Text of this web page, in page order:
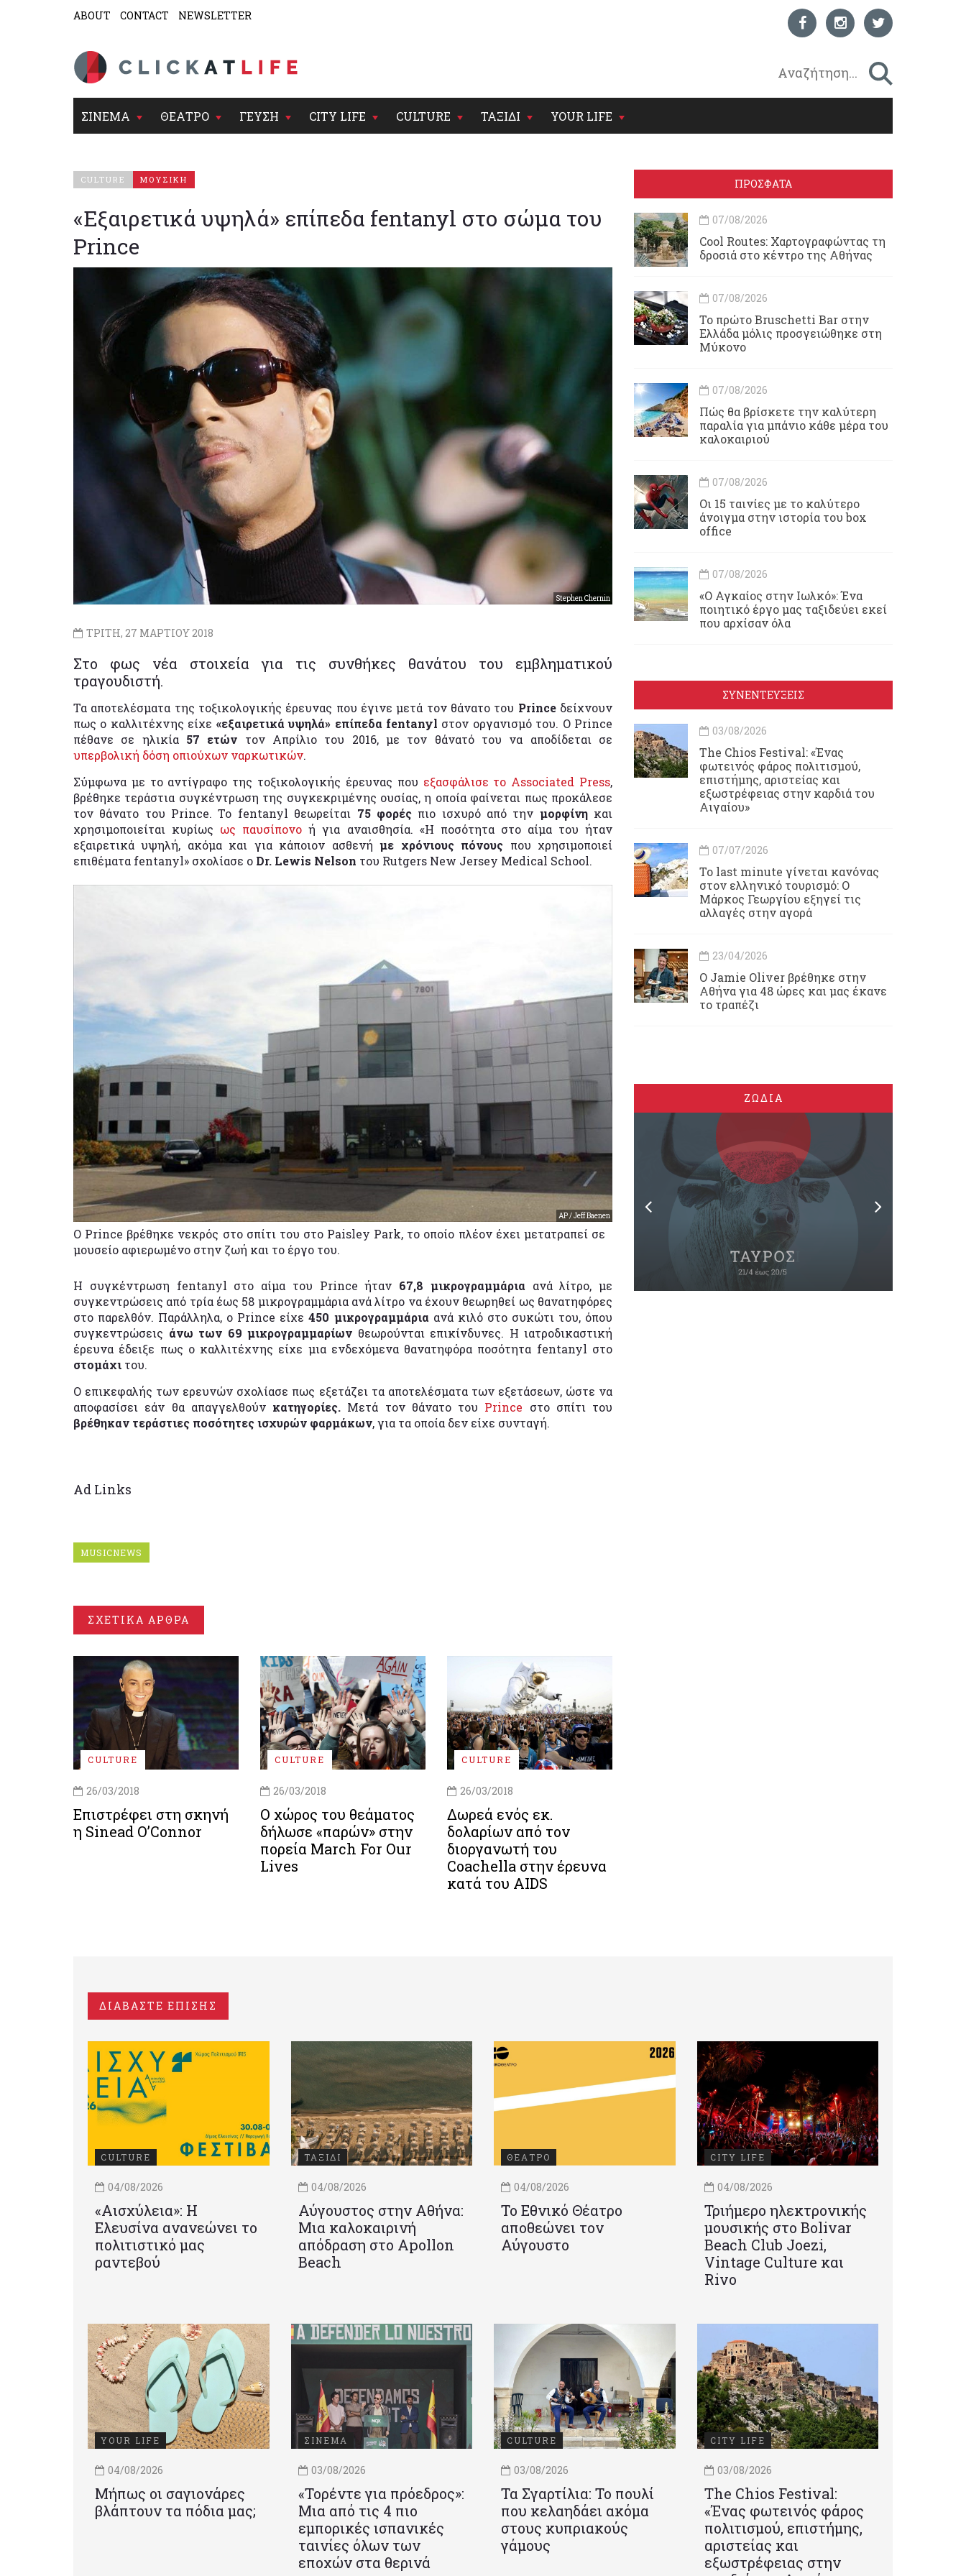
ABOUT CONTACT NEWSLETTER
ΣΙΝΕΜΑ ΘΕΑΤΡΟ ΓΕΥΣΗ CITY LIFE CULTURE ΤΑΞΙΔΙ YOUR LIFE
CULTURE ΜΟΥΣΙΚΗ
«Eξαιρετικά υψηλά» επίπεδα fentanyl στο σώμα του
Prince
Stephen Chernin
ΤΡΙΤΗ, 27 ΜΑΡΤΙΟΥ 2018
Στο φως νέα στοιχεία για τις συνθήκες θανάτου του εμβληματικού
τραγουδιστή.
Τα αποτελέσματα της τοξικολογικής έρευνας που έγινε μετά τον θάνατο του Prince δείχνουν
πως ο καλλιτέχνης είχε «εξαιρετικά υψηλά» επίπεδα fentanyl στον οργανισμό του. Ο Prince
πέθανε σε ηλικία 57 ετών τον Απρίλιο του 2016, με τον θάνατό του να αποδίδεται σε
υπερβολική δόση οπιούχων ναρκωτικών.
Σύμφωνα με το αντίγραφο της τοξικολογικής έρευνας που εξασφάλισε το Associated Press,
βρέθηκε τεράστια συγκέντρωση της συγκεκριμένης ουσίας, η οποία φαίνεται πως προκάλεσε
τον θάνατο του Prince. Το fentanyl θεωρείται 75 φορές πιο ισχυρό από την μορφίνηκαι
χρησιμοποιείται κυρίως ως παυσίπονο ή για αναισθησία. «Η ποσότητα στο αίμα του ήταν
εξαιρετικά υψηλή, ακόμα και για κάποιον ασθενήμε χρόνιους πόνους που χρησιμοποιεί
επιθέματα fentanyl» σχολίασε ο Dr. Lewis Nelson του Rutgers New Jersey Medical School.
AP / Jeff Baenen
O Prince βρέθηκε νεκρός στο σπίτι του στο Paisley Park, το οποίο πλέον έχει μετατραπεί σε
μουσείο αφιερωμένο στην ζωή και το έργο του.
Η συγκέντρωση fentanyl στο αίμα του Prince ήταν 67,8 μικρογραμμάρια ανά λίτρο, με
συγκεντρώσεις από τρία έως 58 μικρογραμμάρια ανά λίτρο να έχουν θεωρηθεί ως θανατηφόρες
στο παρελθόν. Παράλληλα, ο Prince είχε450 μικρογραμμάρια ανά κιλό στο συκώτι του, όπου
συγκεντρώσεις άνω των 69 μικρογραμμαρίων θεωρούνται επικίνδυνες. Η ιατροδικαστική
έρευνα έδειξε πως ο καλλιτέχνης είχε μια ενδεχόμενα θανατηφόρα ποσότητα fentanyl στο
στομάχι του.
Ο επικεφαλής των ερευνών σχολίασε πως εξετάζει τα αποτελέσματα των εξετάσεων, ώστε να
αποφασίσει εάν θα απαγγελθούν κατηγορίες. Μετά τον θάνατο του Prince στο σπίτι του
βρέθηκαν τεράστιες ποσότητες ισχυρών φαρμάκων, για τα οποία δεν είχε συνταγή.
Ad Links
MUSICNEWS
ΣΧΕΤΙΚΑ ΑΡΘΡΑ
CULTURE
26/03/2018
Επιστρέφει στη σκηνή
η Sinead O’Connor
CULTURE
26/03/2018
Ο χώρος του θεάματος
δήλωσε «παρών» στην
πορεία March For Our
Lives
CULTURE
26/03/2018
Δωρεά ενός εκ.
δολαρίων από τον
διοργανωτή του
Coachella στην έρευνα
κατά του AIDS
ΠΡΟΣΦΑΤΑ
07/08/2026
Cool Routes: Χαρτογραφώντας τη
δροσιά στο κέντρο της Αθήνας
07/08/2026
Το πρώτο Bruschetti Bar στην
Ελλάδα μόλις προσγειώθηκε στη
Μύκονο
07/08/2026
Πώς θα βρίσκετε την καλύτερη
παραλία για μπάνιο κάθε μέρα του
καλοκαιριού
07/08/2026
Οι 15 ταινίες με το καλύτερο
άνοιγμα στην ιστορία του box
office
07/08/2026
«Ο Αγκαίος στην Ιωλκό»: Ένα
ποιητικό έργο μας ταξιδεύει εκεί
που αρχίσαν όλα
ΣΥΝΕΝΤΕΥΞΕΙΣ
03/08/2026
Τhe Chios Festival: «Ένας
φωτεινός φάρος πολιτισμού,
επιστήμης, αριστείας και
εξωστρέφειας στην καρδιά του
Αιγαίου»
07/07/2026
Το last minute γίνεται κανόνας
στον ελληνικό τουρισμό: Ο
Μάρκος Γεωργίου εξηγεί τις
αλλαγές στην αγορά
23/04/2026
Ο Jamie Oliver βρέθηκε στην
Αθήνα για 48 ώρες και μας έκανε
το τραπέζι
ΖΩΔΙΑ
ΔΙΑΒΑΣΤΕ ΕΠΙΣΗΣ
CULTURE
04/08/2026
«Αισχύλεια»: Η
Ελευσίνα ανανεώνει το
πολιτιστικό μας
ραντεβού
ΤΑΞΙΔΙ
04/08/2026
Αύγουστος στην Αθήνα:
Μια καλοκαιρινή
απόδραση στο Apollon
Beach
ΘΕΑΤΡΟ
04/08/2026
Το Εθνικό Θέατρο
αποθεώνει τον
Αύγουστο
CITY LIFE
04/08/2026
Τριήμερο ηλεκτρονικής
μουσικής στο Bolivar
Beach Club Joezi,
Vintage Culture και
Rivo
YOUR LIFE
04/08/2026
Μήπως οι σαγιονάρες
βλάπτουν τα πόδια μας;
ΣΙΝΕΜΑ
03/08/2026
«Τορέντε για πρόεδρος»:
Mια από τις 4 πιο
εμπορικές ισπανικές
ταινίες όλων των
εποχών στα θερινά
CULTURE
03/08/2026
Τα Σγαρτίλια: Το πουλί
που κελαηδάει ακόμα
στους κυπριακούς
γάμους
CITY LIFE
03/08/2026
Τhe Chios Festival:
«Ένας φωτεινός φάρος
πολιτισμού, επιστήμης,
αριστείας και
εξωστρέφειας στην